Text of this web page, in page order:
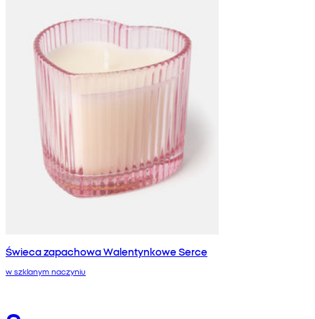
Świeca zapachowa Walentynkowe Serce
w szklanym naczyniu